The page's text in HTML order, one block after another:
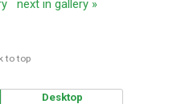
next in gallery »
to top
Desktop